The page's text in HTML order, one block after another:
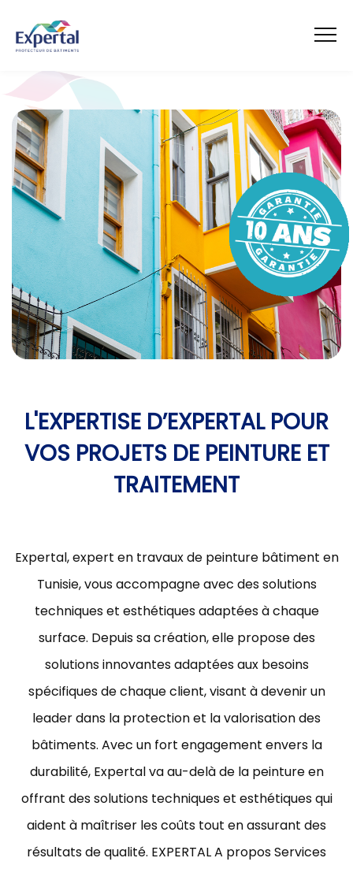
L'EXPERTISE D’EXPERTAL POUR
VOS PROJETS DE PEINTURE ET
TRAITEMENT
Expertal, expert en travaux de peinture bâtiment en
Tunisie, vous accompagne avec des solutions
techniques et esthétiques adaptées à chaque
surface. Depuis sa création, elle propose des
solutions innovantes adaptées aux besoins
spécifiques de chaque client, visant à devenir un
leader dans la protection et la valorisation des
bâtiments. Avec un fort engagement envers la
durabilité, Expertal va au-delà de la peinture en
offrant des solutions techniques et esthétiques qui
aident à maîtriser les coûts tout en assurant des
résultats de qualité. EXPERTAL A propos Services